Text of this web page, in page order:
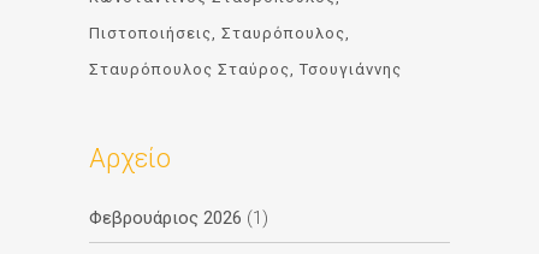
Πιστοποιήσεις
Σταυρόπουλος
Σταυρόπουλος Σταύρος
Τσουγιάννης
Αρχείο
Φεβρουάριος 2026 (1)